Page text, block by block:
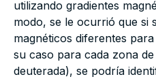
utilizando gradientes
modo, se le ocurrió que si
magnéticos diferentes
su caso para cada zona
deuterada), se podría